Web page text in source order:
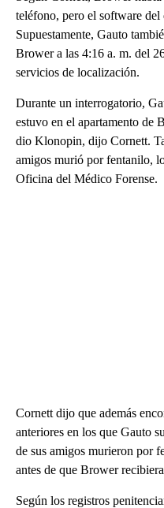
teléfono, pero el software del
Supuestamente, Gauto
Brower a las 4:16 a. m. del
servicios de localización.
Durante un interrogatorio,
estuvo en el apartamento de
dio Klonopin, dijo Cornett.
amigos murió por fentanilo,
Oficina del Médico Forense.
Cornett dijo que además
anteriores en los que Gauto
de sus amigos murieron por
antes de que Brower
Según los registros